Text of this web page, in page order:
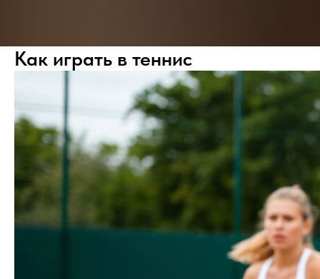
Как играть в теннис